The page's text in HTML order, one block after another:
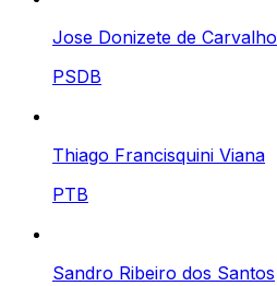
Jose Donizete de Carvalho
PSDB
Thiago Francisquini Viana
PTB
Sandro Ribeiro dos Santos